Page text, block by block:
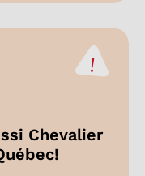
Chevalier